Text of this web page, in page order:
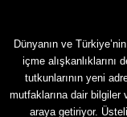
Dünyanın ve
içme alışkanlıklarını
tutkunlarının yeni
mutfaklarına dair
araya getiriyor.